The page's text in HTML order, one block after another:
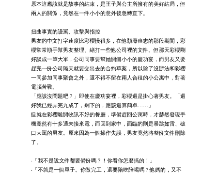
原本這應該就是故事的結束，是王子與公主所擁有的美好結局，但
兩人的關係，竟然在一件小小的意外後急轉直下。
扭曲事實的謾罵、攻擊與指控
男友的中文打字速度比彩櫻慢很多，在他頹廢喪志的那段期間，彩
櫻常常順手幫男友整理、繕打一些他公司裡的文件。但那天彩櫻剛
好談成一筆大單，公司同事要幫她開個小小的慶功宴，而男友又要
趕完一份公司隔天就要交出去的合約草案，所以除了沒辦法和彩櫻
一同參加同事聚會之外，還不得不留在兩人合租的小公寓中，對著
電腦苦戰。
「應該沒問題吧？」即使在慶功宴裡，彩櫻還是掛心著男友。「還
好我已經弄完九成了，剩下的，應該還算簡單……」
但就在彩櫻離開收訊不好的餐廳，準備趕回公寓時，才赫然發現手
機竟然有十多通未接來電，而回到家中，面臨的則是暴跳如雷、破
口大罵的男友。原來因為一個操作失誤，男友竟然將整份文件刪除
了。
‧「我不是說文件都要備份嗎？！你看你怎麼搞的！」
‧「不就是一個單子。你做完工，還要陪吃陪喝嗎？他媽的，又不